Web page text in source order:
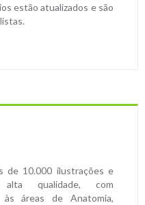
estão atualizados e são
de 10.000 ilustrações e
qualidade, com
às áreas de Anatomia,